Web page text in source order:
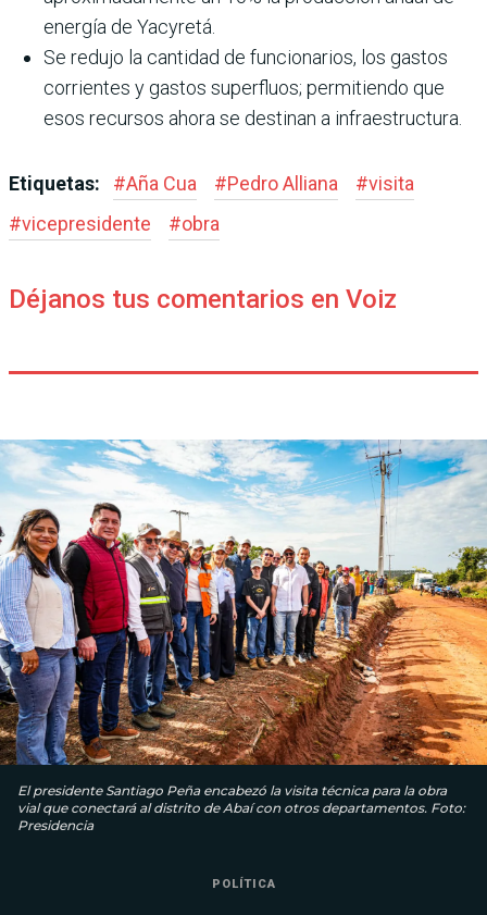
energía de Yacyretá.
Se redujo la cantidad de funcionarios, los gastos
corrientes y gastos superfluos; permitiendo que
esos recursos ahora se destinan a infraestructura.
Etiquetas: #Aña Cua #Pedro Alliana #visita
#vicepresidente #obra
Déjanos tus comentarios en Voiz
El presidente Santiago Peña encabezó la visita técnica para la obra
vial que conectará al distrito de Abaí con otros departamentos. Foto:
Presidencia
POLÍTICA